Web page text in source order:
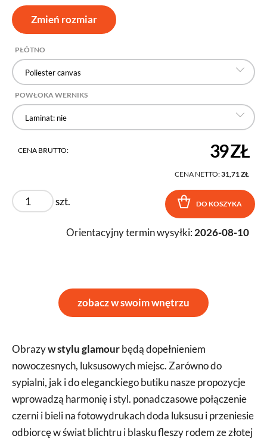
Zmień rozmiar
PŁÓTNO
Poliester canvas
POWŁOKA WERNIKS
Laminat: nie
CENA BRUTTO: 39 ZŁ
CENA NETTO:31,71 ZŁ
szt. DO KOSZYKA
Orientacyjny termin wysyłki: 2026-08-10
zobacz w swoim wnętrzu
Obrazyw stylu glamourbędą dopełnieniem
nowoczesnych, luksusowych miejsc. Zarówno do
sypialni, jak i do eleganckiego butiku nasze propozycje
wprowadzą harmonię i styl. ponadczasowe połączenie
czerni i bieli na fotowydrukach doda luksusu i przeniesie
odbiorcę w świat blichtru i blasku fleszy rodem ze złotej